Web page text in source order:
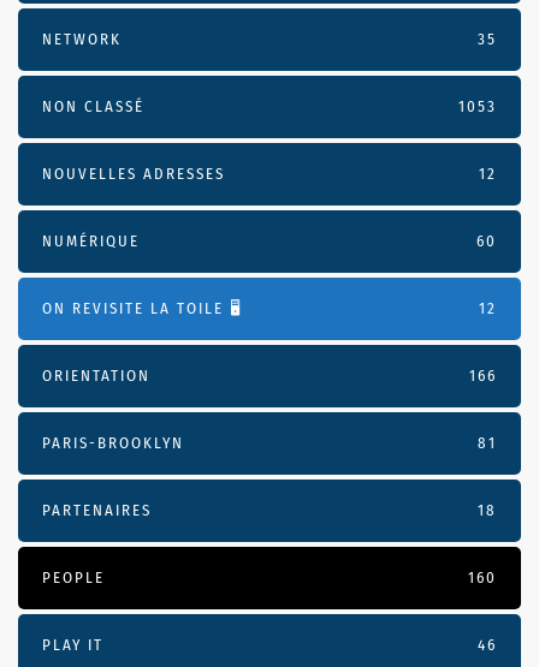
NETWORK 35
NON CLASSÉ 1053
NOUVELLES ADRESSES 12
NUMÉRIQUE 60
ON REVISITE LA TOILE 🖥️ 12
ORIENTATION 166
PARIS-BROOKLYN 81
PARTENAIRES 18
PEOPLE 160
PLAY IT 46